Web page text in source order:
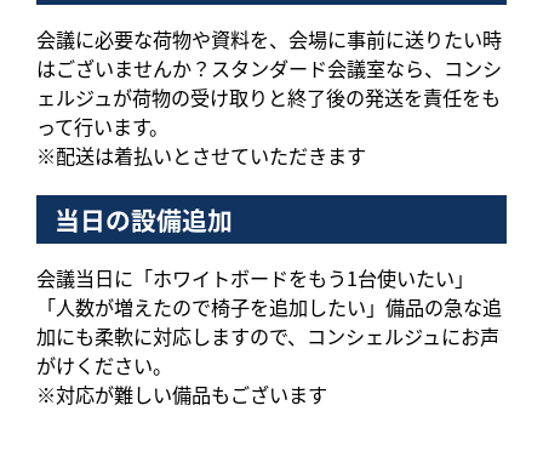
会議に必要な荷物や資料を、会場に事前に送りたい時
はございませんか？スタンダード会議室なら、コンシ
ェルジュが荷物の受け取りと終了後の発送を責任をも
って行います。
※配送は着払いとさせていただきます
当日の設備追加
会議当日に「ホワイトボードをもう1台使いたい」
「人数が増えたので椅子を追加したい」備品の急な追
加にも柔軟に対応しますので、コンシェルジュにお声
がけください。
※対応が難しい備品もございます